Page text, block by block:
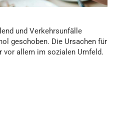
und Verkehrsunfälle
geschoben. Die Ursachen für
vor allem im sozialen Umfeld.